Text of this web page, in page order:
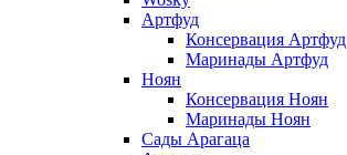
Артфуд
Консервация Артфуд
Маринады Артфуд
Ноян
Консервация Ноян
Маринады Ноян
Сады Арагаца